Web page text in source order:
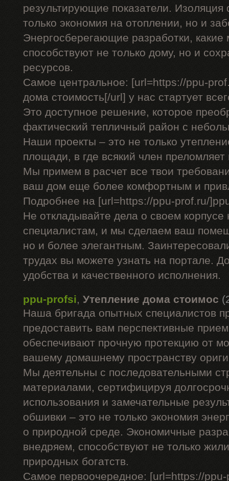
результирующие показатели.
только экономия на отоплении, но и
Энергосберегающие разработки,
способствуют не только дому, но и
ресурсов.
Самое центральное: [url=https://ppu-
дома стоимость[/url] у нас стартует
Это доступное решение, которое
фактический тепличный район с
Наши проекты – это не только
площади, в где всякий член
Мы примем в расчет все твои
ваш дом еще более комфортным и
Подробнее на [url=https://ppu-prof.ru/
Не откладывайте дела о своем
специалистам, и мы сделаем ваш
но и более элегантным.
трудах вы можете узнать на портале.
удобства и качественного исполнения.
ppu-profsi, Утепление дома стоимос
Наша бригада опытных специалистов
предоставить вам перспективные
обеспечивают прочную протекцию от
вашему домашнему пространству
Мы деятельны с последовательными
материалами, сертифицируя
использования и замечательные
обшивки – это не только экономия
о природной среде. Экономичные
внедряем, способствуют не только
природных богатств.
Самое первоочередное: [url=https://